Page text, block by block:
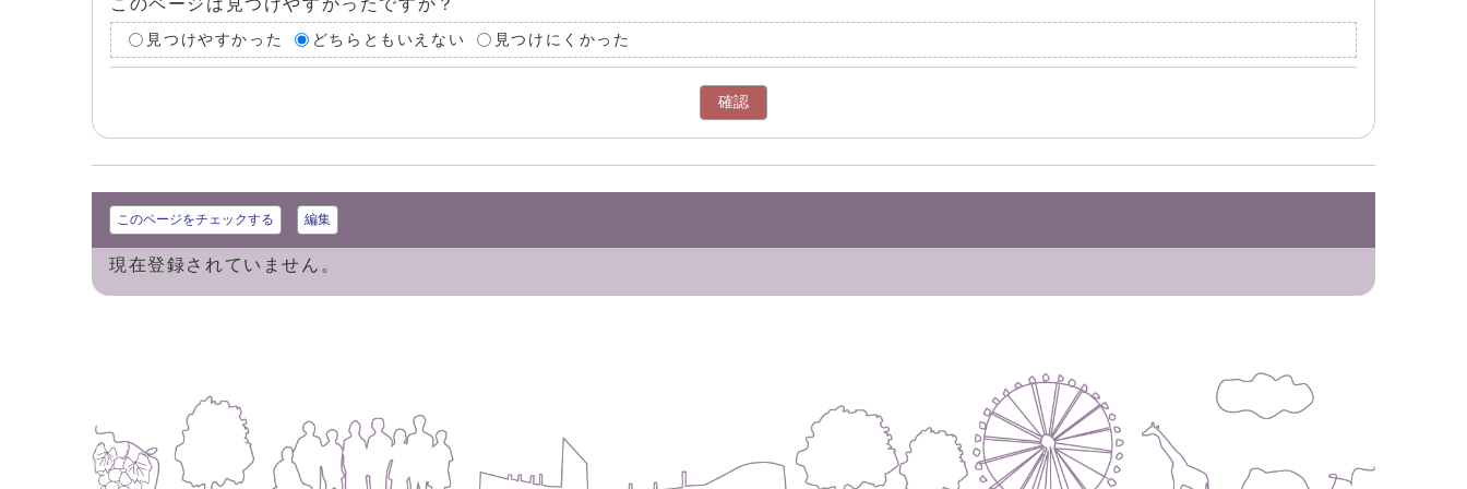
このページは見つけやすかったですか？
見つけやすかった どちらともいえない 見つけにくかった
確認
このページをチェックする 編集
現在登録されていません。